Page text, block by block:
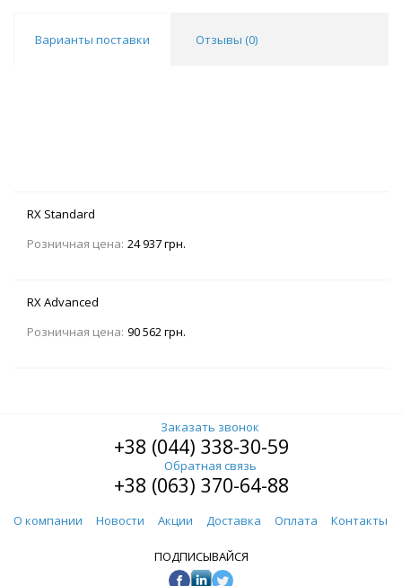
Варианты поставки Отзывы (0)
RX Standard
Розничная цена: 24 937 грн.
RX Advanced
Розничная цена: 90 562 грн.
Заказать звонок
+38 (044) 338-30-59
Обратная связь
+38 (063) 370-64-88
О компании Новости Акции Доставка Оплата Контакты
ПОДПИСЫВАЙСЯ